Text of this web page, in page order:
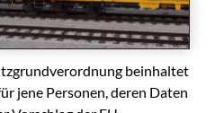
beinhaltet
jene Personen, deren Daten